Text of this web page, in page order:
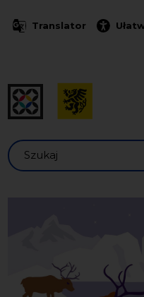
Translator
Szukaj